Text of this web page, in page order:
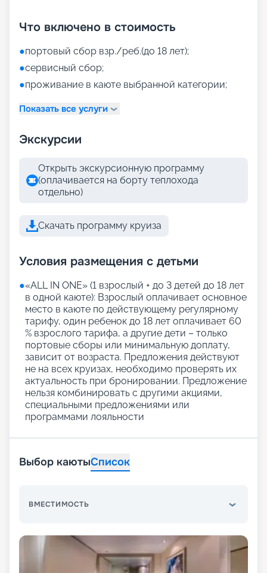
Что включено в стоимость
●портовый сбор взр./реб.(до 18 лет);
●сервисный сбор;
●проживание в каюте выбранной категории;
Показать все услуги
Экскурсии
Открыть экскурсионную программу
(оплачивается на борту теплохода
отдельно)
Скачать программу круиза
Условия размещения с детьми
●«АLL IN ONE» (1 взрослый + до 3 детей до 18 лет
в одной каюте): Взрослый оплачивает основное
место в каюте по действующему регулярному
тарифу, один ребенок до 18 лет оплачивает 60
% взрослого тарифа, а другие дети – только
портовые сборы или минимальную доплату,
зависит от возраста. Предложения действуют
не на всех круизах, необходимо проверять их
актуальность при бронировании. Предложение
нельзя комбинировать с другими акциями,
специальными предложениями или
программами лояльности
Выбор каютыСписок
ВМЕСТИМОСТЬ